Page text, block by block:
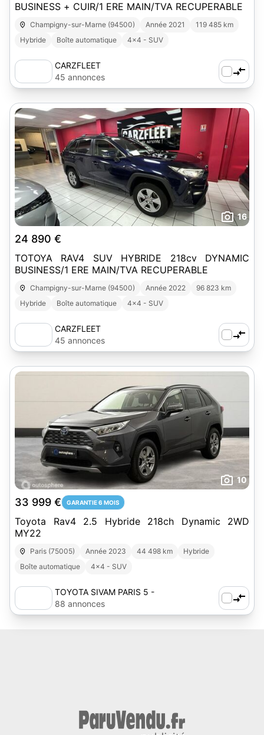
BUSINESS + CUIR/1 ERE MAIN/TVA RECUPERABLE
Champigny-sur-Marne (94500) Année 2021
119 485 km
Hybride
Boîte automatique 4x4 - SUV
CARZFLEET
45 annonces
16
24 890 €
TOTOYA RAV4 SUV HYBRIDE 218cv DYNAMIC
BUSINESS/1 ERE MAIN/TVA RECUPERABLE
Champigny-sur-Marne (94500) Année 2022
96 823 km
Hybride
Boîte automatique 4x4 - SUV
CARZFLEET
45 annonces
10
33 999 € GARANTIE 6 MOIS
Toyota Rav4 2.5 Hybride 218ch Dynamic 2WD
MY22
Paris (75005) Année 2023 44 498 km
Hybride
Boîte automatique
4x4 - SUV
TOYOTA SIVAM PARIS 5 -
AUTOSPHERE
88 annonces